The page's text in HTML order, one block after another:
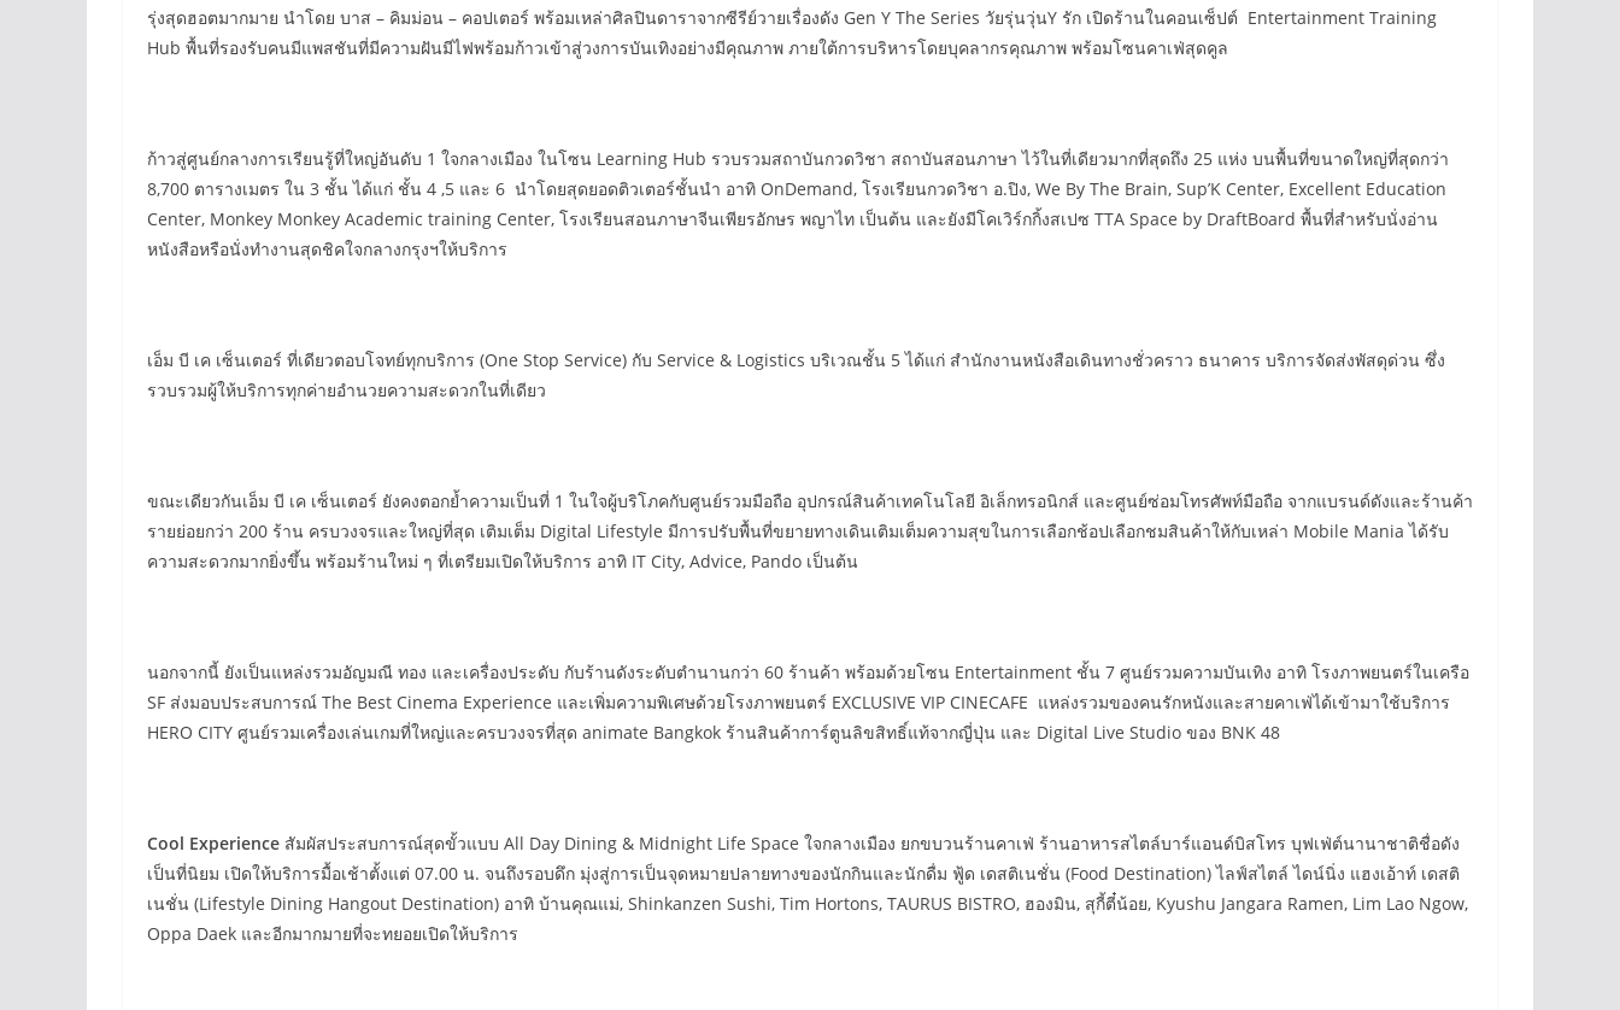
รุ่งสุดฮอตมากมาย นำโดย บาส – คิมม่อน – คอปเตอร์ พร้อมเหล่าศิลปินดาราจากซีรีย์วายเรื่องดัง Gen Y The Series วัยรุ่นวุ่นY รัก เปิดร้านในคอนเซ็ปต์ Entertainment Training
Hub พื้นที่รองรับคนมีแพสชันที่มีความฝันมีไฟพร้อมก้าวเข้าสู่วงการบันเทิงอย่างมีคุณภาพ ภายใต้การบริหารโดยบุคลากรคุณภาพ พร้อมโซนคาเฟ่สุดคูล
ก้าวสู่ศูนย์กลางการเรียนรู้ที่ใหญ่อันดับ 1 ใจกลางเมือง ในโซน Learning Hub รวบรวมสถาบันกวดวิชา สถาบันสอนภาษา ไว้ในที่เดียวมากที่สุดถึง 25 แห่ง บนพื้นที่ขนาดใหญ่ที่สุดกว่า
8,700 ตารางเมตร ใน 3 ชั้น ได้แก่ ชั้น 4 ,5 และ 6 นำโดยสุดยอดติวเตอร์ชั้นนำ อาทิ OnDemand, โรงเรียนกวดวิชา อ.ปิง, We By The Brain, Sup’K Center, Excellent Education
Center, Monkey Monkey Academic training Center, โรงเรียนสอนภาษาจีนเพียรอักษร พญาไท เป็นต้น และยังมีโคเวิร์กกิ้งสเปซ TTA Space by DraftBoard พื้นที่สำหรับนั่งอ่าน
หนังสือหรือนั่งทำงานสุดชิคใจกลางกรุงฯให้บริการ
เอ็ม บี เค เซ็นเตอร์ ที่เดียวตอบโจทย์ทุกบริการ (One Stop Service) กับ Service & Logistics บริเวณชั้น 5 ได้แก่ สำนักงานหนังสือเดินทางชั่วคราว ธนาคาร บริการจัดส่งพัสดุด่วน ซึ่ง
รวบรวมผู้ให้บริการทุกค่ายอำนวยความสะดวกในที่เดียว
ขณะเดียวกันเอ็ม บี เค เซ็นเตอร์ ยังคงตอกย้ำความเป็นที่ 1 ในใจผู้บริโภคกับศูนย์รวมมือถือ อุปกรณ์สินค้าเทคโนโลยี อิเล็กทรอนิกส์ และศูนย์ซ่อมโทรศัพท์มือถือ จากแบรนด์ดังและร้านค้า
รายย่อยกว่า 200 ร้าน ครบวงจรและใหญ่ที่สุด เติมเต็ม Digital Lifestyle มีการปรับพื้นที่ขยายทางเดินเติมเต็มความสุขในการเลือกช้อปเลือกชมสินค้าให้กับเหล่า Mobile Mania ได้รับ
ความสะดวกมากยิ่งขึ้น พร้อมร้านใหม่ ๆ ที่เตรียมเปิดให้บริการ อาทิ IT City, Advice, Pando เป็นต้น
นอกจากนี้ ยังเป็นแหล่งรวมอัญมณี ทอง และเครื่องประดับ กับร้านดังระดับตำนานกว่า 60 ร้านค้า พร้อมด้วยโซน Entertainment ชั้น 7 ศูนย์รวมความบันเทิง อาทิ โรงภาพยนตร์ในเครือ
SF ส่งมอบประสบการณ์ The Best Cinema Experience และเพิ่มความพิเศษด้วยโรงภาพยนตร์ EXCLUSIVE VIP CINECAFE แหล่งรวมของคนรักหนังและสายคาเฟ่ได้เข้ามาใช้บริการ
HERO CITY ศูนย์รวมเครื่องเล่นเกมที่ใหญ่และครบวงจรที่สุด animate Bangkok ร้านสินค้าการ์ตูนลิขสิทธิ์แท้จากญี่ปุ่น และ Digital Live Studio ของ BNK 48
Cool Experience สัมผัสประสบการณ์สุดขั้วแบบ All Day Dining & Midnight Life Space ใจกลางเมือง ยกขบวนร้านคาเฟ่ ร้านอาหารสไตล์บาร์แอนด์บิสโทร บุฟเฟ่ต์นานาชาติชื่อดัง
เป็นที่นิยม เปิดให้บริการมื้อเช้าตั้งแต่ 07.00 น. จนถึงรอบดึก มุ่งสู่การเป็นจุดหมายปลายทางของนักกินและนักดื่ม ฟู้ด เดสติเนชั่น (Food Destination) ไลฟ์สไตล์ ไดน์นิ่ง แฮงเอ้าท์ เดสติ
เนชั่น (Lifestyle Dining Hangout Destination) อาทิ บ้านคุณแม่, Shinkanzen Sushi, Tim Hortons, TAURUS BISTRO, ฮองมิน, สุกี้ตี๋น้อย, Kyushu Jangara Ramen, Lim Lao Ngow,
Oppa Daek และอีกมากมายที่จะทยอยเปิดให้บริการ